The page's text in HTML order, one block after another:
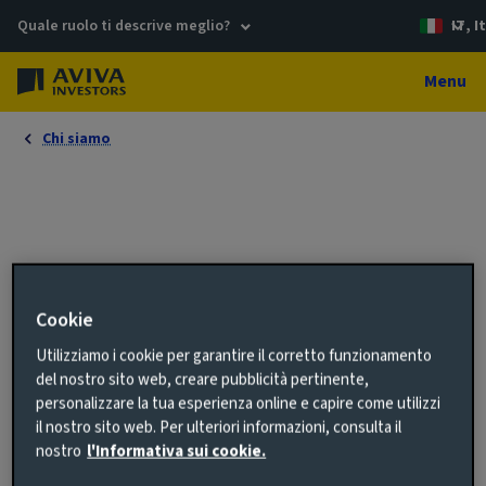
Quale ruolo ti descrive meglio? IT,
Menu
Chi siamo
Cookie
Utilizziamo i cookie per garantire il corretto funzionamento
del nostro sito web, creare pubblicità pertinente,
personalizzare la tua esperienza online e capire come utilizzi
il nostro sito web. Per ulteriori informazioni, consulta il
nostro l'Informativa sui cookie.